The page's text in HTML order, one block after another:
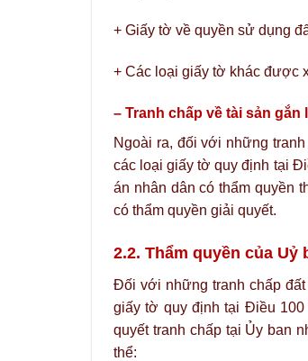
+ Giấy tờ về quyền sử dụng
+ Các loại giấy tờ khác được
– Tranh chấp về tài sản gắn
Ngoài ra, đối với những
các loại giấy tờ quy định tại
án nhân dân có thẩm quyền
có thẩm quyền giải quyết.
2.2. Thẩm quyền của Uỷ
Đối với những tranh chấp
giấy tờ quy định tại Điều
quyết tranh chấp tại Ủy ban
thể: